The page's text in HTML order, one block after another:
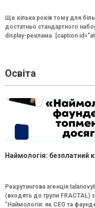
Ще кілька років тому для
достатньо стандартного
display-реклама. [caption
Освіта
Наймологія: безплатний
Рекрутингова агенція
(входять до групи FRACTAL)
"Наймологія: як СEO та